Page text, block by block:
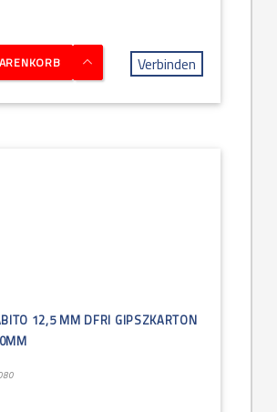
Verbinden
12,5 MM DFRI GIPSZKARTON